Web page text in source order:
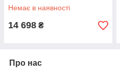
Немає в наявності
14 698 ₴
Про нас